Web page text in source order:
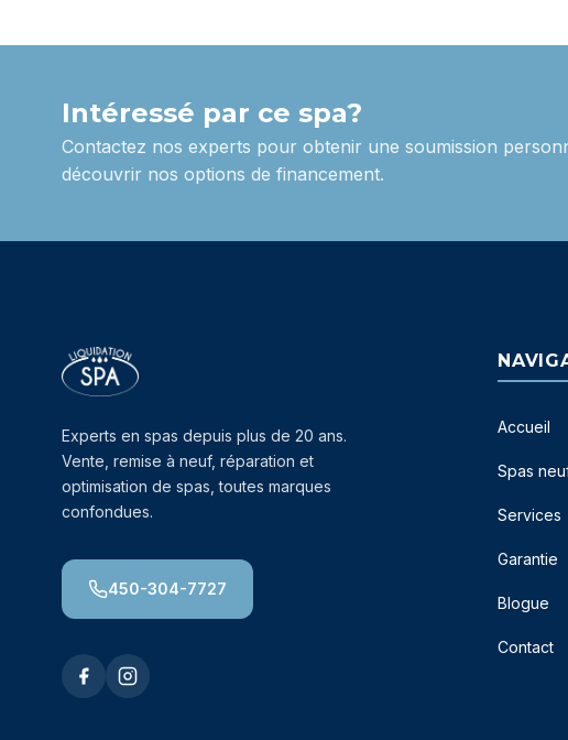
Intéressé par ce spa?
Contactez nos experts pour obtenir une soumission
découvrir nos options de financement.
Experts en spas depuis plus de 20 ans.
Vente, remise à neuf, réparation et
optimisation de spas, toutes marques
confondues.
450-304-7727
Accueil
Spas
Services
Garantie
Blogue
Contact